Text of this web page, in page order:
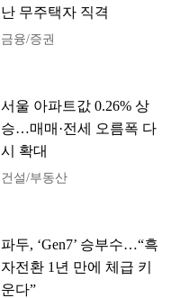
난 무주택자 직격
금융/증권
서울 아파트값 0.26% 상
승…매매·전세 오름폭 다
시 확대
건설/부동산
파두, ‘Gen7’ 승부수…“흑
자전환 1년 만에 체급 키
운다”